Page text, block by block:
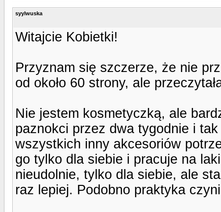
syylwuska
Witajcie Kobietki!
Przyznam się szczerze, że nie
od około 60 strony, ale
Nie jestem kosmetyczką, ale
paznokci przez dwa tygodnie i
wszystkich inny akcesoriów
go tylko dla siebie i pracuje na
nieudolnie, tylko dla siebie, ale
raz lepiej. Podobno praktyka